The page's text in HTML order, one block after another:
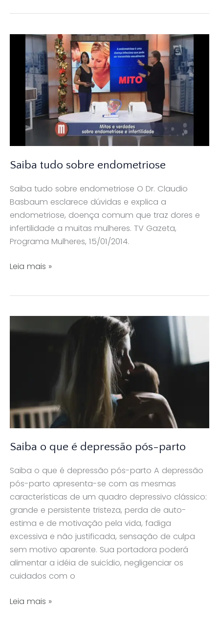
Saiba tudo sobre endometriose
Saiba tudo sobre endometriose O Dr. Claudio
Basbaum esclarece dúvidas e explica a
endometriose, doença comum que traz dores e
infertilidade a muitas mulheres. TV Gazeta,
Programa Mulheres, 15/01/2014.
Saiba
Leia mais »
Saiba o que é depressão pós-parto
Saiba o que é depressão pós-parto A depressão
pós-parto apresenta-se com as mesmas
características de um quadro depressivo clássico:
grande e persistente tristeza, perda de auto-
estima e de motivação pela vida, fadiga
excessiva e não justificada, sensação de culpa
sem motivo aparente. Sua portadora poderá
alimentar a idéia de suicídio, negligenciar os
cuidados com o
Saiba
Leia mais »